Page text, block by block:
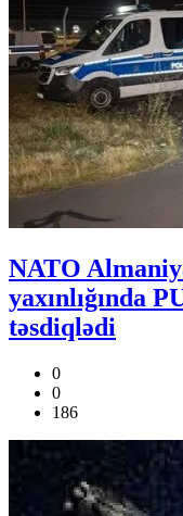
NATO
yaxınlığında
təsdiqlədi
0
0
186